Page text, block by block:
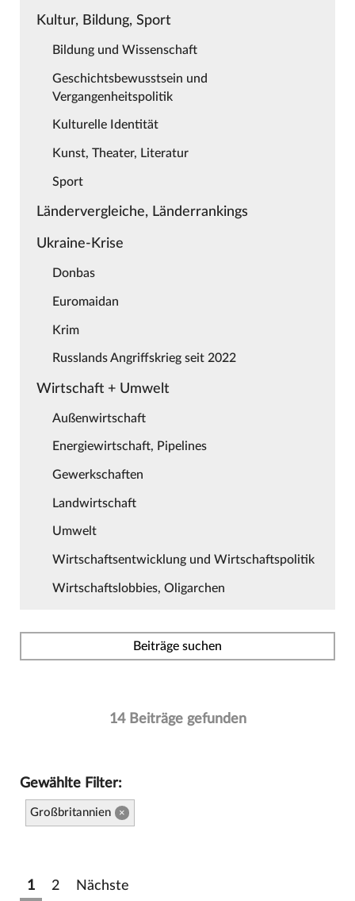
Kultur, Bildung, Sport
Bildung und Wissenschaft
Geschichtsbewusstsein und
Vergangenheitspolitik
Kulturelle Identität
Kunst, Theater, Literatur
Sport
Ländervergleiche, Länderrankings
Ukraine-Krise
Donbas
Euromaidan
Krim
Russlands Angriffskrieg seit 2022
Wirtschaft + Umwelt
Außenwirtschaft
Energiewirtschaft, Pipelines
Gewerkschaften
Landwirtschaft
Umwelt
Wirtschaftsentwicklung und Wirtschaftspolitik
Wirtschaftslobbies, Oligarchen
Beiträge suchen
14 Beiträge gefunden
Gewählte Filter:
Großbritannien ×
1 2 Nächste